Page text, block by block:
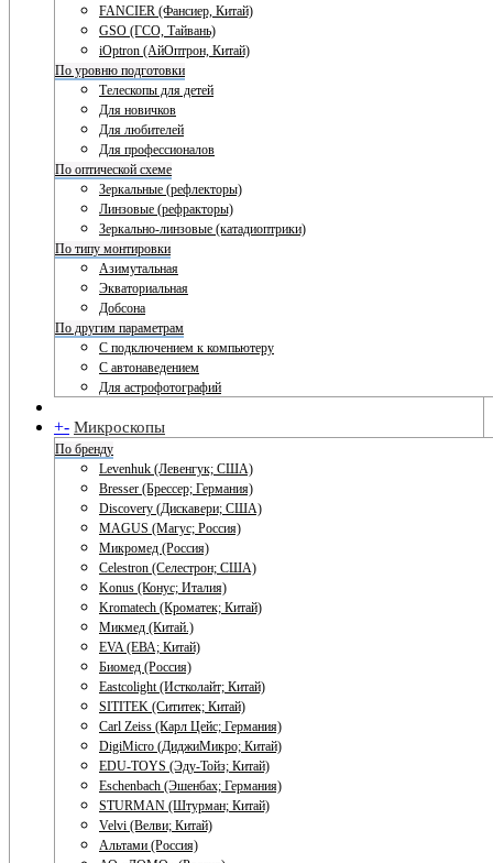
FANCIER (Фансиер, Китай)
GSO (ГСО, Тайвань)
iOptron (АйОптрон, Китай)
По уровню подготовки
Телескопы для детей
Для новичков
Для любителей
Для профессионалов
По оптической схеме
Зеркальные (рефлекторы)
Линзовые (рефракторы)
Зеркально-линзовые (катадиоптрики)
По типу монтировки
Азимутальная
Экваториальная
Добсона
По другим параметрам
С подключением к компьютеру
С автонаведением
Для астрофотографий
+- Микроскопы
По бренду
Levenhuk (Левенгук; США)
Bresser (Брессер; Германия)
Discovery (Дискавери; США)
MAGUS (Магус; Россия)
Микромед (Россия)
Celestron (Селестрон; США)
Konus (Конус; Италия)
Kromatech (Кроматек; Китай)
Микмед (Китай.)
EVA (ЕВА; Китай)
Биомед (Россия)
Eastcolight (Истколайт; Китай)
SITITEK (Сититек; Китай)
Carl Zeiss (Карл Цейс; Германия)
DigiMicro (ДиджиМикро; Китай)
EDU-TOYS (Эду-Тойз; Китай)
Eschenbach (Эшенбах; Германия)
STURMAN (Штурман; Китай)
Velvi (Велви; Китай)
Альтами (Россия)